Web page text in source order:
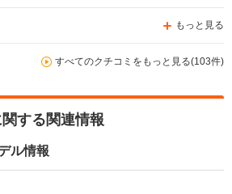
もっと見る
すべてのクチコミをもっと見る(103件)
する関連情報
ル情報